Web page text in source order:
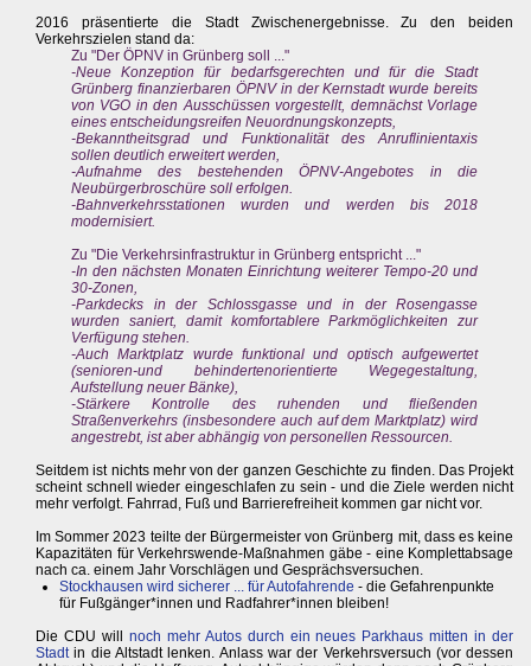
2016 präsentierte die Stadt Zwischenergebnisse. Zu den beiden
Verkehrszielen stand da:
Zu "Der ÖPNV in Grünberg soll ..."
-Neue Konzeption für bedarfsgerechten und für die Stadt
Grünberg finanzierbaren ÖPNV in der Kernstadt wurde bereits
von VGO in den Ausschüssen vorgestellt, demnächst Vorlage
eines entscheidungsreifen Neuordnungskonzepts,
-Bekanntheitsgrad und Funktionalität des Anruflinientaxis
sollen deutlich erweitert werden,
-Aufnahme des bestehenden ÖPNV-Angebotes in die
Neubürgerbroschüre soll erfolgen.
-Bahnverkehrsstationen wurden und werden bis 2018
modernisiert.
Zu "Die Verkehrsinfrastruktur in Grünberg entspricht ..."
-In den nächsten Monaten Einrichtung weiterer Tempo-20 und
30-Zonen,
-Parkdecks in der Schlossgasse und in der Rosengasse
wurden saniert, damit komfortablere Parkmöglichkeiten zur
Verfügung stehen.
-Auch Marktplatz wurde funktional und optisch aufgewertet
(senioren-und behindertenorientierte Wegegestaltung,
Aufstellung neuer Bänke),
-Stärkere Kontrolle des ruhenden und fließenden
Straßenverkehrs (insbesondere auch auf dem Marktplatz) wird
angestrebt, ist aber abhängig von personellen Ressourcen.
Seitdem ist nichts mehr von der ganzen Geschichte zu finden. Das Projekt
scheint schnell wieder eingeschlafen zu sein - und die Ziele werden nicht
mehr verfolgt. Fahrrad, Fuß und Barrierefreiheit kommen gar nicht vor.
Im Sommer 2023 teilte der Bürgermeister von Grünberg mit, dass es keine
Kapazitäten für Verkehrswende-Maßnahmen gäbe - eine Komplettabsage
nach ca. einem Jahr Vorschlägen und Gesprächsversuchen.
Stockhausen wird sicherer ... für Autofahrende - die Gefahrenpunkte
für Fußgänger*innen und Radfahrer*innen bleiben!
Die CDU will noch mehr Autos durch ein neues Parkhaus mitten in der
Stadtin die Altstadt lenken. Anlass war der Verkehrsversuch (vor dessen